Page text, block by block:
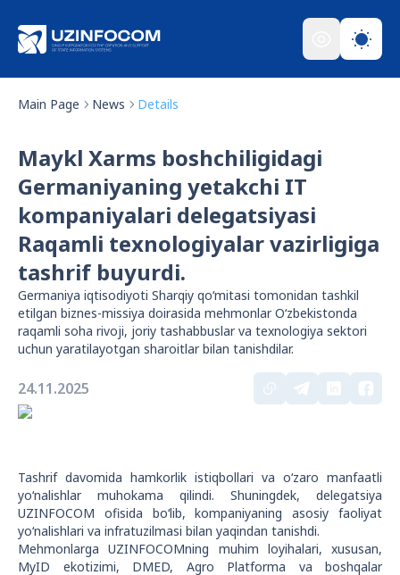
Main Page News Details
Maykl Xarms boshchiligidagi
Germaniyaning yetakchi IT
kompaniyalari delegatsiyasi
Raqamli texnologiyalar vazirligiga
tashrif buyurdi.
Germaniya iqtisodiyoti Sharqiy qo‘mitasi tomonidan tashkil
etilgan biznes-missiya doirasida mehmonlar O‘zbekistonda
raqamli soha rivoji, joriy tashabbuslar va texnologiya sektori
uchun yaratilayotgan sharoitlar bilan tanishdilar.
24.11.2025
Tashrif davomida hamkorlik istiqbollari va o‘zaro manfaatli
yo‘nalishlar muhokama qilindi. Shuningdek, delegatsiya
UZINFOCOM ofisida bo‘lib, kompaniyaning asosiy faoliyat
yo‘nalishlari va infratuzilmasi bilan yaqindan tanishdi.
Mehmonlarga UZINFOCOMning muhim loyihalari, xususan,
MyID ekotizimi, DMED, Agro Platforma va boshqalar